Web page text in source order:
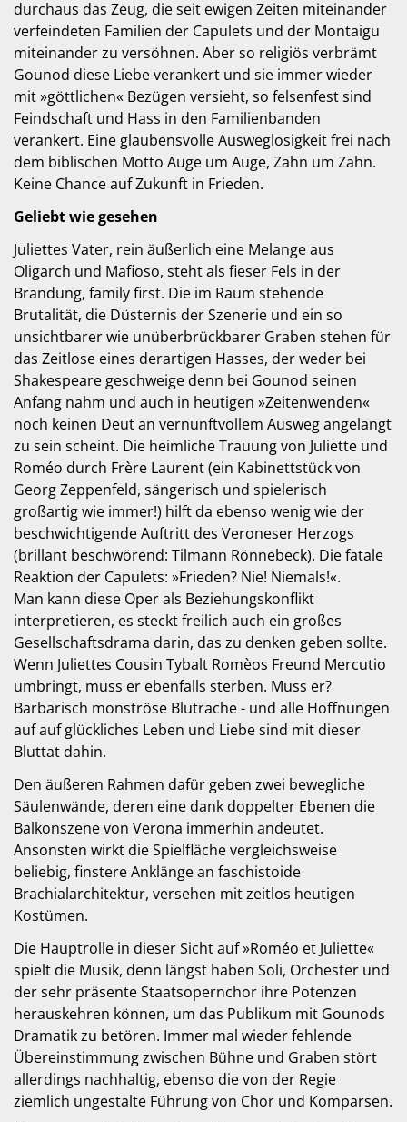
durchaus das Zeug, die seit ewigen Zeiten miteinander
verfeindeten Familien der Capulets und der Montaigu
miteinander zu versöhnen. Aber so religiös verbrämt
Gounod diese Liebe verankert und sie immer wieder
mit »göttlichen« Bezügen versieht, so felsenfest sind
Feindschaft und Hass in den Familienbanden
verankert. Eine glaubensvolle Ausweglosigkeit frei nach
dem biblischen Motto Auge um Auge, Zahn um Zahn.
Keine Chance auf Zukunft in Frieden.
Geliebt wie gesehen
Juliettes Vater, rein äußerlich eine Melange aus
Oligarch und Mafioso, steht als fieser Fels in der
Brandung, family first. Die im Raum stehende
Brutalität, die Düsternis der Szenerie und ein so
unsichtbarer wie unüberbrückbarer Graben stehen für
das Zeitlose eines derartigen Hasses, der weder bei
Shakespeare geschweige denn bei Gounod seinen
Anfang nahm und auch in heutigen »Zeitenwenden«
noch keinen Deut an vernunftvollem Ausweg angelangt
zu sein scheint. Die heimliche Trauung von Juliette und
Roméo durch Frère Laurent (ein Kabinettstück von
Georg Zeppenfeld, sängerisch und spielerisch
großartig wie immer!) hilft da ebenso wenig wie der
beschwichtigende Auftritt des Veroneser Herzogs
(brillant beschwörend: Tilmann Rönnebeck). Die fatale
Reaktion der Capulets: »Frieden? Nie! Niemals!«.
Man kann diese Oper als Beziehungskonflikt
interpretieren, es steckt freilich auch ein großes
Gesellschaftsdrama darin, das zu denken geben sollte.
Wenn Juliettes Cousin Tybalt Romèos Freund Mercutio
umbringt, muss er ebenfalls sterben. Muss er?
Barbarisch monströse Blutrache - und alle Hoffnungen
auf auf glückliches Leben und Liebe sind mit dieser
Bluttat dahin.
Den äußeren Rahmen dafür geben zwei bewegliche
Säulenwände, deren eine dank doppelter Ebenen die
Balkonszene von Verona immerhin andeutet.
Ansonsten wirkt die Spielfläche vergleichsweise
beliebig, finstere Anklänge an faschistoide
Brachialarchitektur, versehen mit zeitlos heutigen
Kostümen.
Die Hauptrolle in dieser Sicht auf »Roméo et Juliette«
spielt die Musik, denn längst haben Soli, Orchester und
der sehr präsente Staatsopernchor ihre Potenzen
herauskehren können, um das Publikum mit Gounods
Dramatik zu betören. Immer mal wieder fehlende
Übereinstimmung zwischen Bühne und Graben stört
allerdings nachhaltig, ebenso die von der Regie
ziemlich ungestalte Führung von Chor und Komparsen.